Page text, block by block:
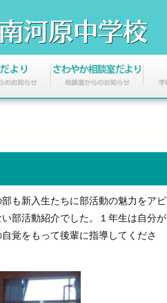
も新入生たちに部活動の魅力をアピ
部活動紹介でした。１年生は自分が
覚をもって後輩に指導してくださ